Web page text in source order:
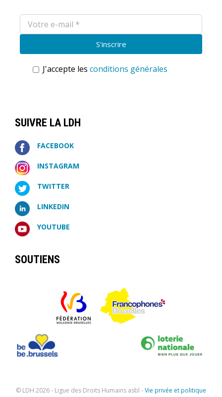
J'accepte les conditions générales
SUIVRE LA LDH
FACEBOOK
INSTAGRAM
TWITTER
LINKEDIN
YOUTUBE
SOUTIENS
© LDH 2026 - Ligue des Droits Humains asbl -Vie privée et politique